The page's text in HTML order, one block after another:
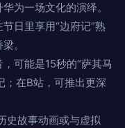
为一场文化的演绎。
日里享用“边府记”熟
。
可能是15秒的“萨其马
；在B站，可推出更深
史故事动画或与虚拟